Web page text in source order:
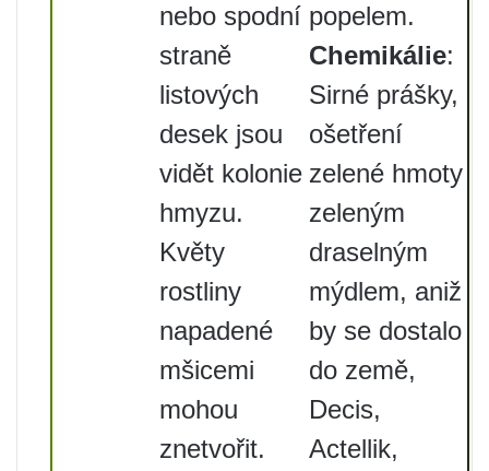
nebo spodní
straně
listových
desek jsou
vidět kolonie
hmyzu.
Květy
rostliny
napadené
mšicemi
mohou
znetvořit.
popelem.
Chemikálie:
Sirné prášky,
ošetření
zelené hmoty
zeleným
draselným
mýdlem, aniž
by se dostalo
do země,
Decis,
Actellik,